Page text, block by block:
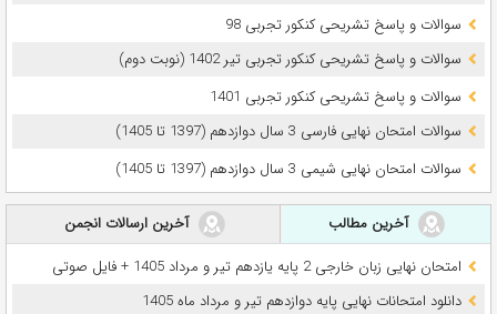
سوالات و پاسخ تشریحی کنکور تجربی 98
سوالات و پاسخ تشریحی کنکور تجربی تیر 1402 (نوبت دوم)
سوالات و پاسخ تشریحی کنکور تجربی 1401
سوالات امتحان نهایی فارسی 3 سال دوازدهم (1397 تا 1405)
سوالات امتحان نهایی شیمی 3 سال دوازدهم (1397 تا 1405)
آخرین مطالب
آخرین ارسالات انجمن
امتحان نهایی زبان خارجی 2 پایه یازدهم تیر و مرداد 1405 + فایل صوتی
دانلود امتحانات نهایی پایه دوازدهم تیر و مرداد ماه 1405